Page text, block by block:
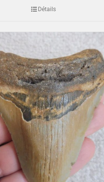
Détails